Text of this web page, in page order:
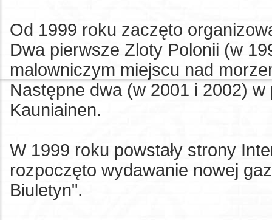
Od 1999 roku zaczęto
Dwa pierwsze Zloty Polonii (w
malowniczym miejscu nad
Następne dwa (w 2001 i 2002)
Kauniainen.
W 1999 roku powstały strony
rozpoczęto wydawanie nowej
Biuletyn".